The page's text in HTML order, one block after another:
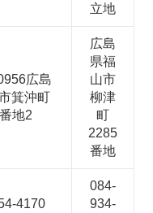
立地
広島
箕沖町
地2
広島
県福
山市
柳津
町
2285
番地
4170
084-
934-